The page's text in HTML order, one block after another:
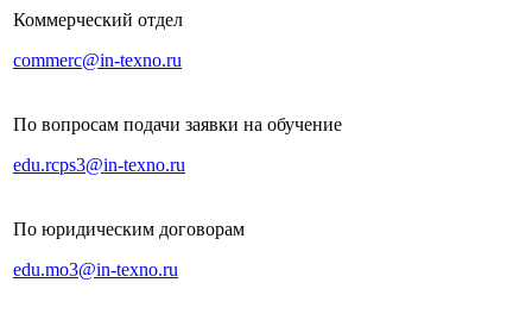
Коммерческий отдел
commerc@in-texno.ru
По вопросам подачи заявки на обучение
edu.rcps3@in-texno.ru
По юридическим договорам
edu.mo3@in-texno.ru